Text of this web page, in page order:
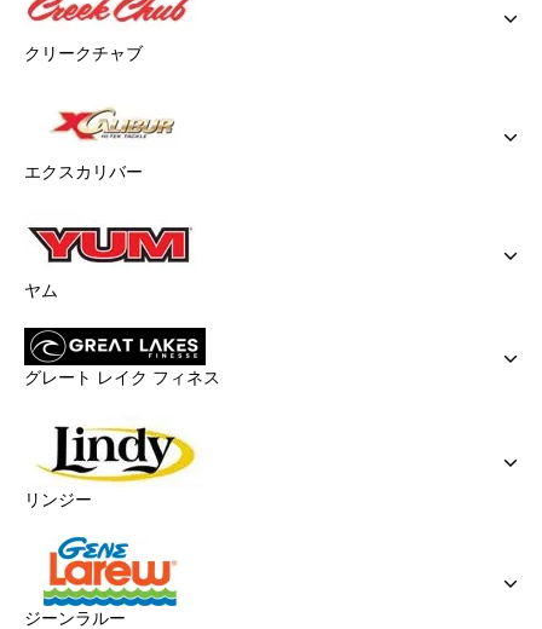
クリークチャブ
エクスカリバー
ヤム
グレート レイク フィネス
リンジー
ジーンラルー